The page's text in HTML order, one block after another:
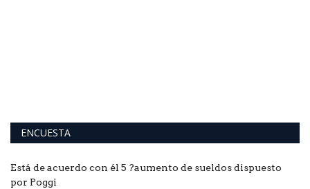
ENCUESTA
Está de acuerdo con él 5 ?aumento de sueldos dispuesto
por Poggi